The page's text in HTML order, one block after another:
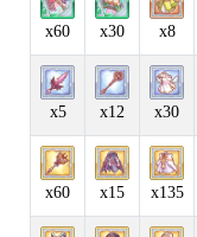
x60 x30 x8
x5 x12 x30
x60 x15 x135